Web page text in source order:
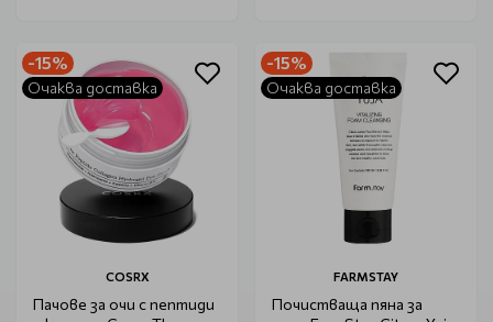
-15%
Очаква доставка
COSRX
Пачове за очи с пептиди
-15%
Очаква доставка
FARMSTAY
Почистваща пяна за